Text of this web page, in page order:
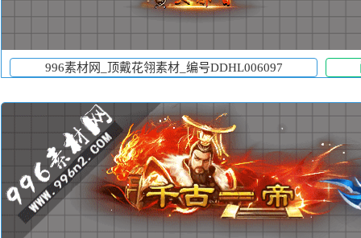
996素材网_顶戴花翎素材_编号DDHL006097